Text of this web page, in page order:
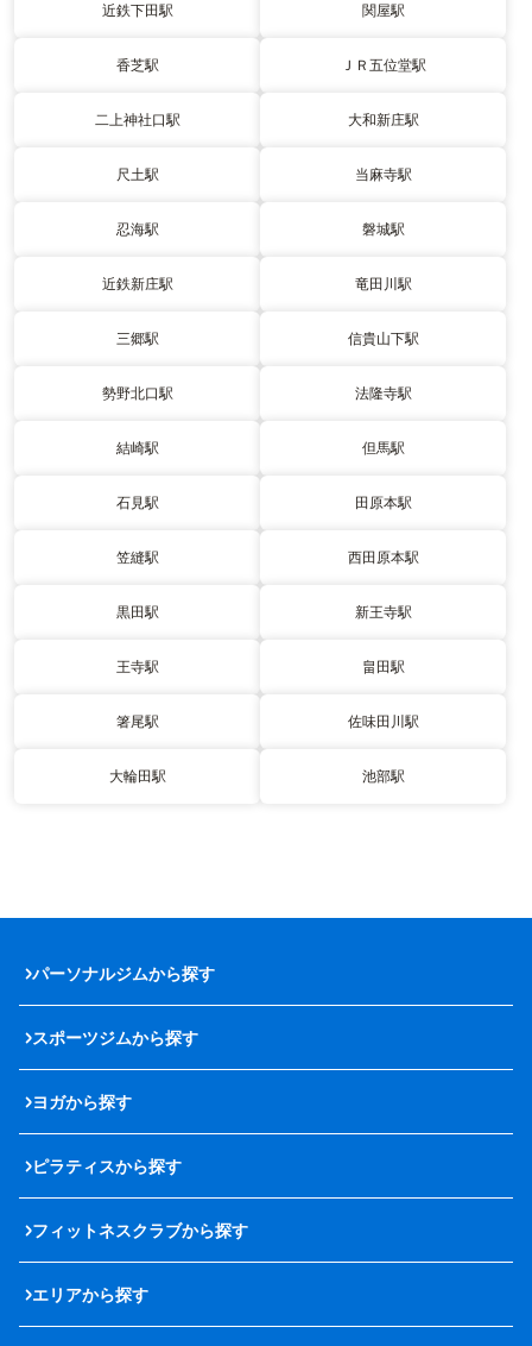
近鉄下田駅 関屋駅
香芝駅 ＪＲ五位堂駅
二上神社口駅 大和新庄駅
尺土駅 当麻寺駅
忍海駅 磐城駅
近鉄新庄駅 竜田川駅
三郷駅 信貴山下駅
勢野北口駅 法隆寺駅
結崎駅 但馬駅
石見駅 田原本駅
笠縫駅 西田原本駅
黒田駅 新王寺駅
王寺駅 畠田駅
箸尾駅 佐味田川駅
大輪田駅 池部駅
パーソナルジムから探す
スポーツジムから探す
ヨガから探す
ピラティスから探す
フィットネスクラブから探す
エリアから探す